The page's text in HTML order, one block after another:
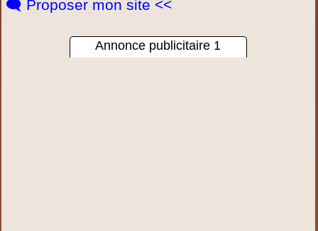
🗨️ Proposer mon site <<
Annonce publicitaire 1